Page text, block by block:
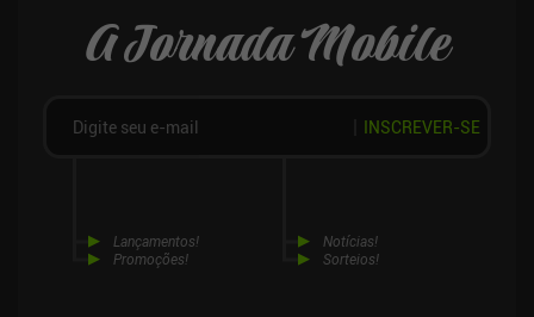
uma olhada neste jogo.
A Jornada Mobile
Lançamentos!
Promoções!
Notícias!
Sorteios!
INSCREVER-SE